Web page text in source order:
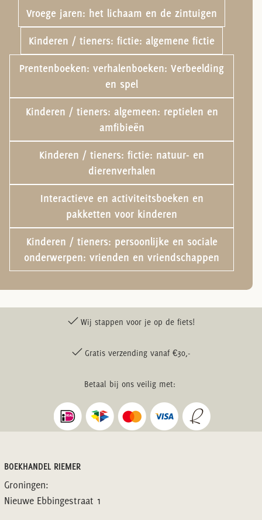
Vroege jaren: het lichaam en de zintuigen
Kinderen / tieners: fictie: algemene fictie
Prentenboeken: verhalenboeken: Verbeelding
en spel
Kinderen / tieners: algemeen: reptielen en
amfibieën
Kinderen / tieners: fictie: natuur- en
dierenverhalen
Interactieve en activiteitsboeken en
pakketten voor kinderen
Kinderen / tieners: persoonlijke en sociale
onderwerpen: vrienden en vriendschappen
Wij stappen voor je op de fiets!
Gratis verzending vanaf €30,-
Betaal bij ons veilig met:
BOEKHANDEL RIEMER
Groningen:
Nieuwe Ebbingestraat 1